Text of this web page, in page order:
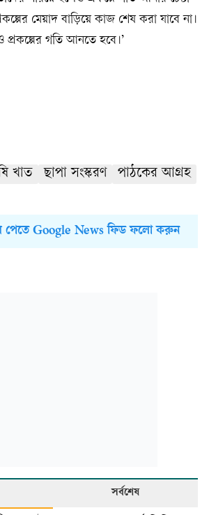
মেয়াদ বাড়িয়ে কাজ শেষ করা যাবে না।
গতি আনতে হবে।’
খাত ছাপা সংস্করণ
পাঠকের আগ্রহ
পেতে Google News ফিড ফলো করুন
সর্বশেষ